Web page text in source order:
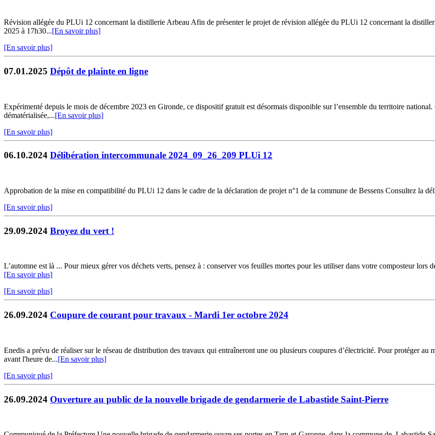
Révision allégée du PLUi 12 concernant la distillerie Arbeau Afin de présenter le projet de révision allégée du PLUi 12 concernant la
2025 à 17h30...[En savoir plus]
[En savoir plus]
07.01.2025 Dépôt de plainte en ligne
Expérimenté depuis le mois de décembre 2023 en Gironde, ce dispositif gratuit est désormais disponible sur l’ensemble du territoire
dématérialisée,...[En savoir plus]
[En savoir plus]
06.10.2024 Délibération intercommunale 2024_09_26_209 PLUi 12
Approbation de la mise en compatibilité du PLUi 12 dans le cadre de la déclaration de projet n°1 de la commune de Bessens Consultez la
[En savoir plus]
29.09.2024 Broyez du vert !
L’automne est là ... Pour mieux gérer vos déchets verts, pensez à : conserver vos feuilles mortes pour les utiliser dans votre composteur lors
[En savoir plus]
[En savoir plus]
26.09.2024 Coupure de courant pour travaux - Mardi 1er octobre 2024
Enedis a prévu de réaliser sur le réseau de distribution des travaux qui entraîneront une ou plusieurs coupures d’électricité. Pour protéger au
avant l'heure de...[En savoir plus]
[En savoir plus]
26.09.2024 Ouverture au public de la nouvelle brigade de gendarmerie de Labastide Saint-Pierre